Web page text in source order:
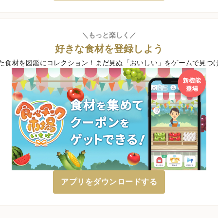
＼もっと楽しく／
好きな食材を登録しよう
食材を図鑑にコレクション！ まだ見ぬ「おいしい」をゲームで見つ
アプリをダウンロードする